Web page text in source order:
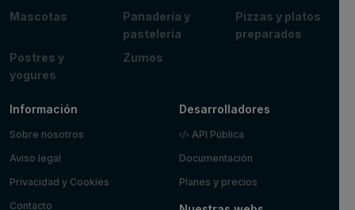
Mascotas
Panadería y
pastelería
Pizzas y platos
preparados
Postres y
yogures
Zumos
Información
Sobre nosotros
Aviso legal
Privacidad y Cookies
Contacto
Desarrolladores
API Pública
Documentación
Planes y precios